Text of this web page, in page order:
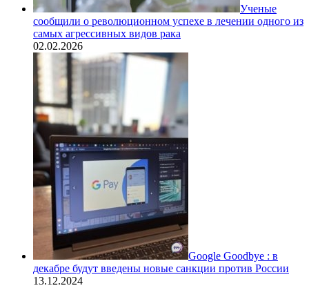
Ученые
сообщили о революционном успехе в лечении одного из
самых агрессивных видов рака
02.02.2026
Google Goodbye : в
декабре будут введены новые санкции против России
13.12.2024